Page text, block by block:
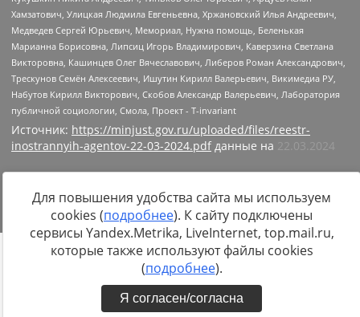
Источник: https://minjust.gov.ru/uploaded/files/reestr-
inostrannyih-agentov-22-03-2024.pdf данные на 22.03.2024
Для повышения удобства сайта мы используем
cookies (подробнее). К сайту подключены
сервисы Yandex.Metrika, LiveInternet, top.mail.ru,
которые также используют файлы cookies
(подробнее).
Я согласен/согласна